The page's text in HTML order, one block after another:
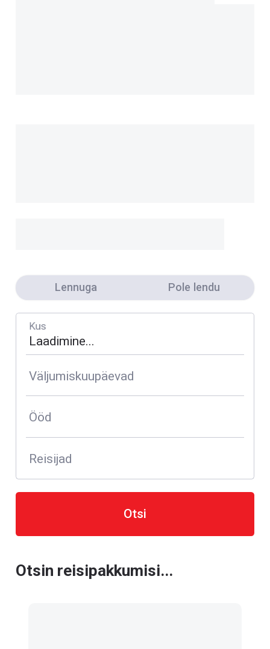
Lennuga Pole lendu
Kus
Väljumiskuupäevad
Ööd
Reisijad
Otsi
Otsin reisipakkumisi...